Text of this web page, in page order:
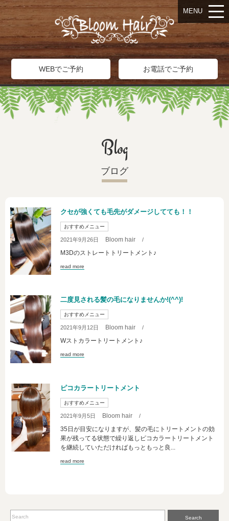
WEBでご予約 お電話でご予約
MENU
Blog
ブログ
クセが強くても毛先がダメージしてても！！
おすすめメニュー
2021年9月26日 Bloom hair /
M3Dのストレートトリートメント♪
read more
二度見される髪の毛になりませんか!(^^)!
おすすめメニュー
2021年9月12日 Bloom hair /
Wストカラートリートメント♪
read more
ピコカラートリートメント
おすすめメニュー
2021年9月5日 Bloom hair /
35日が目安になりますが、髪の毛にトリートメントの効
果が残ってる状態で繰り返しピコカラートリートメント
を継続していただければもっともっと良...
read more
Search